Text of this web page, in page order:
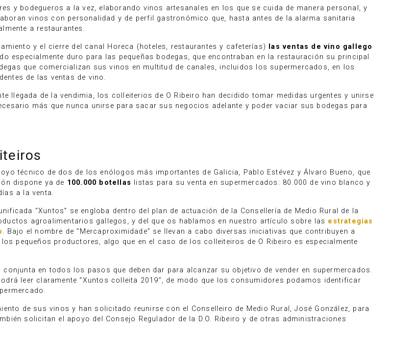
y bodegueros a la vez, elaborando vinos artesanales en los que se cuida de manera personal, y
vinos con personalidad y de perfil gastronómico que, hasta antes de la alarma sanitaria
a restaurantes.
y el cierre del canal Horeca (hoteles, restaurantes y cafeterías)
las ventas de vino gallego
especialmente duro para las pequeñas bodegas, que encontraban en la restauración su principal
que comercializan sus vinos en multitud de canales, incluidos los supermercados, en los
de las ventas de vino.
llegada de la vendimia, los colleiterios de O Ribeiro han decidido tomar medidas urgentes y unirse
más que nunca unirse para sacar sus negocios adelante y poder vaciar sus bodegas para
técnico de dos de los enólogos más importantes de Galicia, Pablo Estévez y Álvaro Bueno, que
dispone ya de 100.000 botellas
listas para su venta en supermercados: 80.000 de vino blanco y
a la venta.
“Xuntos” se engloba dentro del plan de actuación de la Consellería de Medio Rural de la
agroalimentarios gallegos, y del que os hablamos en nuestro artículo sobre las estrategias
. Bajo el nombre de “Mercaproximidade” se llevan a cabo diversas iniciativas que contribuyen a
pequeños productores, algo que en el caso de los colleiteiros de O Ribeiro es especialmente
en todos los pasos que deben dar para alcanzar su objetivo de vender en supermercados.
leer claramente “Xuntos colleita 2019”, de modo que los consumidores podamos identificar
de sus vinos y han solicitado reunirse con el Conselleiro de Medio Rural, José González, para
solicitan el apoyo del Consejo Regulador de la D.O. Ribeiro y de otras administraciones